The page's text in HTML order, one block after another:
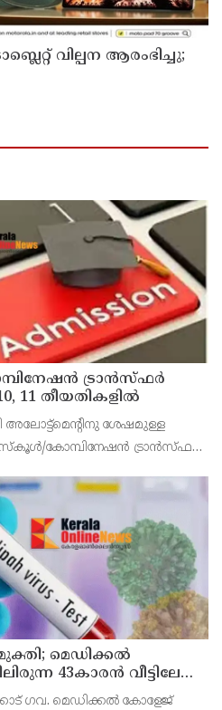
വില്പന ആരംഭിച്ചു;
ട്രാൻസ്ഫർ
തീയതികളിൽ
അലോട്ട്‌മെന്റിനു ശേഷമുള്ള
സ്‌കൂൾ/കോമ്പിനേഷൻ ട്രാൻസ്ഫർ
മെഡിക്കൽ
43കാരൻ വീട്ടിലേക്ക്
ഗവ. മെഡിക്കൽ കോളേജ്